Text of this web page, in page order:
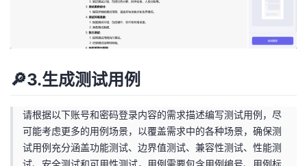
🔎3.生成测试用例
请根据以下账号和密码登录内容的需求描述编写测试用例，尽
可能考虑更多的用例场景，以覆盖需求中的各种场景，确保测
试用例充分涵盖功能测试、边界值测试、兼容性测试、性能测
试、安全测试和可用性测试，用例需要包含用例编号、用例标